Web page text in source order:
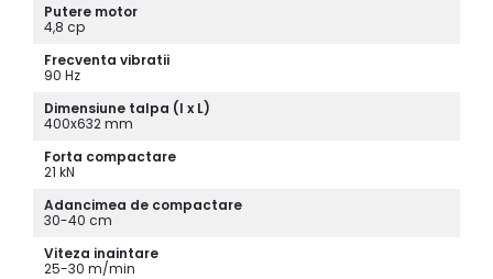
Putere motor
4,8 cp
Frecventa vibratii
90 Hz
Dimensiune talpa (l x L)
400x632 mm
Forta compactare
21 kN
Adancimea de compactare
30-40 cm
Viteza inaintare
25-30 m/min